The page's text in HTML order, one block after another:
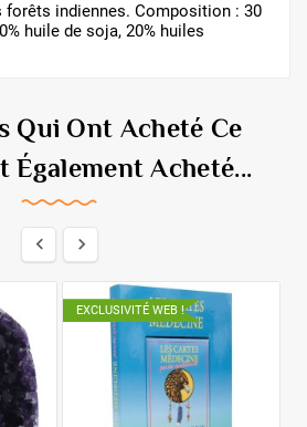
forêts indiennes. Composition : 30
huile de soja, 20% huiles
Qui Ont Acheté Ce
Acheté...
 
EXCLUSIVITÉ WEB !